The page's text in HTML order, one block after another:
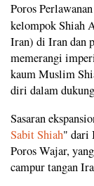
Poros
kelompok Shiah
Iran) di Iran dan
memerangi
kaum Muslim
diri dalam
Sasaran
Sabit Shiah" dari
Poros Wajar,
campur tangan